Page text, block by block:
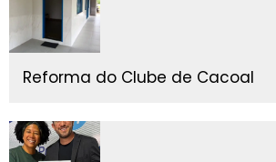
Reforma do Clube de Cacoal